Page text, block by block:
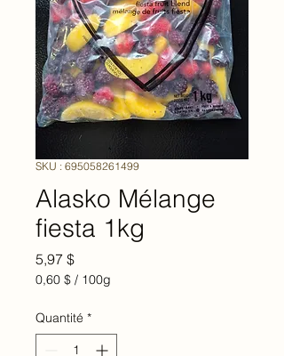
SKU : 695058261499
Alasko Mélange
fiesta 1kg
5,97 $Prix
0,60 $ / 100g
pour
100
Grammes
Quantité *